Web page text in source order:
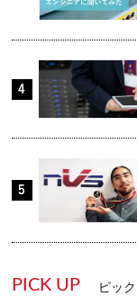
PICK UP ピッ